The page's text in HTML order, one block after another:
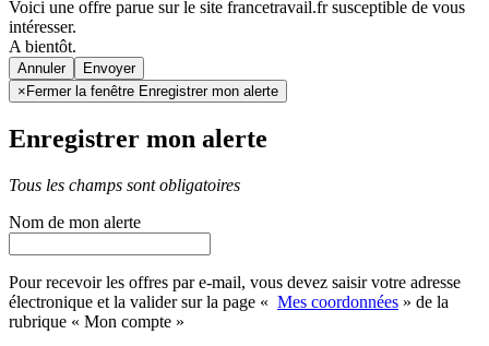
Voici une offre parue sur le site francetravail.fr susceptible de vous
intéresser.
A bientôt.
Annuler
× Fermer la fenêtre Enregistrer mon alerte
Enregistrer mon alerte
Tous les champs sont obligatoires
Nom de mon alerte
Pour recevoir les offres par e-mail, vous devez saisir votre adresse
électronique et la valider sur la page « Mes coordonnées » de la
rubrique « Mon compte »